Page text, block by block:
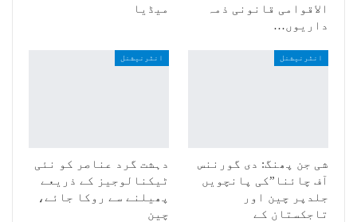
الاقوامی قانونی ذمہ
داریوں…
میڈیا
انٹرنیشنل
شی جن پھنگ: دی گورننس
آف چائنا”کی پانچویں
جلدپر چین اور
تاجکستان کے
انٹرنیشنل
دہشت گرد عناصر کو نئی
ٹیکنالوجیز کے ذریعے
پھیلنے سے روکا جائے،
چین